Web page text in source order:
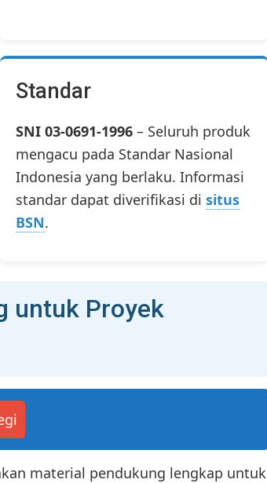
Standar
SNI 03-0691-1996– Seluruh produk
mengacu pada Standar Nasional
Indonesia yang berlaku. Informasi
standar dapat diverifikasi di situs
BSN.
untuk Proyek
material pendukung lengkap untuk